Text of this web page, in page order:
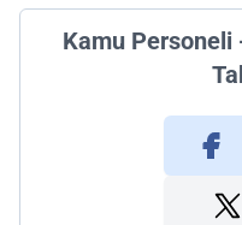
Kamu Personeli